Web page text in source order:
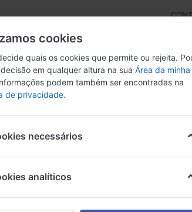
Arco Percussão
Microfone
cookies
quais os cookies que permite ou rejeita.
em qualquer altura na sua Área da minha
podem também ser encontradas na
de privacidade.
necessários
analíticos